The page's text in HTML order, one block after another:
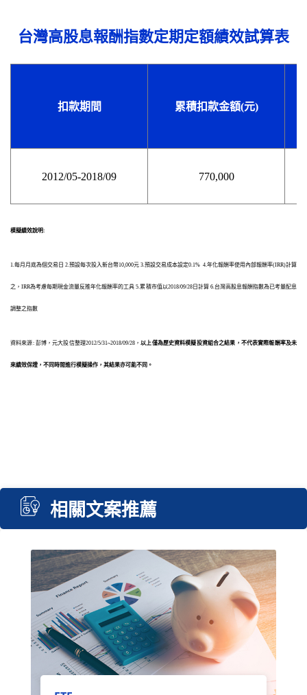
台灣高股息報酬指數定期定額績效試算表
扣款期間 累積扣款金額(元)
2012/05-2018/09 770,000
模擬績效說明:
1.每月月底為個交易日 2.預設每次投入新台幣10,000元 3.預設交易成本設定0.1% 4.年化報酬率使用內部報酬率(IRR)計算
之，IRR為考慮每期現金流量反推年化報酬率的工具 5.累積市值以2018/09/28日計算 6.台灣高股息報酬指數為已考量配息
調整之指數
資料來源: 彭博，元大投信整理2012/5/31~2018/09/28，以上僅為歷史資料模擬投資組合之結果，不代表實際報酬率及未
來績效保證，不同時間進行模擬操作，其結果亦可能不同。
相關文案推薦